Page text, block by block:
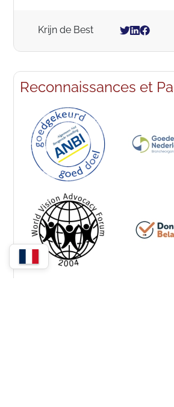
Krijn de Best
Reconnaissances et